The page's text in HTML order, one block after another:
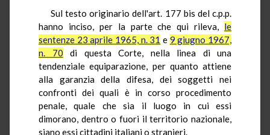
Sul testo originario dell'art. 177 bis del c.p.p.
hanno inciso, per la parte che qui rileva, le
sentenze 23 aprile 1965, n. 31 e 9 giugno 1967,
n. 70 di questa Corte, nella linea di una
tendenziale equiparazione, per quanto attiene
alla garanzia della difesa, dei soggetti nei
confronti dei quali è in corso procedimento
penale, quale che sia il luogo in cui essi
dimorano, dentro o fuori il territorio nazionale,
siano essi cittadini italiani o stranieri.